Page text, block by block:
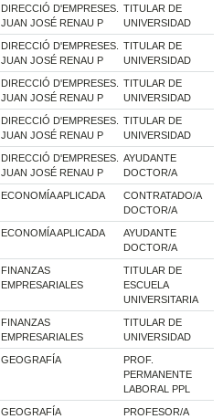
DIRECCIÓ D'EMPRESES.
JUAN JOSÉ RENAU P
TITULAR DE
UNIVERSIDAD
DIRECCIÓ D'EMPRESES.
JUAN JOSÉ RENAU P
TITULAR DE
UNIVERSIDAD
DIRECCIÓ D'EMPRESES.
JUAN JOSÉ RENAU P
TITULAR DE
UNIVERSIDAD
DIRECCIÓ D'EMPRESES.
JUAN JOSÉ RENAU P
TITULAR DE
UNIVERSIDAD
DIRECCIÓ D'EMPRESES.
JUAN JOSÉ RENAU P
AYUDANTE
DOCTOR/A
ECONOMÍA APLICADA
CONTRATADO/A
DOCTOR/A
ECONOMÍA APLICADA
AYUDANTE
DOCTOR/A
FINANZAS
EMPRESARIALES
TITULAR DE
ESCUELA
UNIVERSITARIA
FINANZAS
EMPRESARIALES
TITULAR DE
UNIVERSIDAD
GEOGRAFÍA
PROF.
PERMANENTE
LABORAL PPL
GEOGRAFÍA
PROFESOR/A